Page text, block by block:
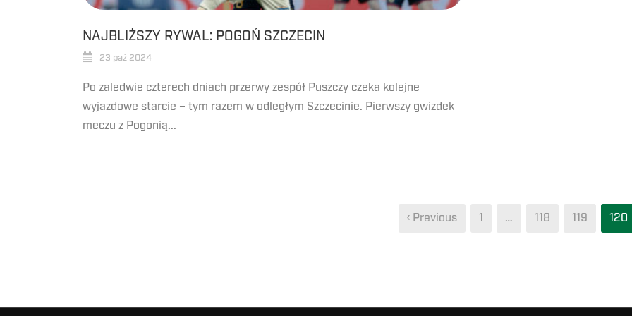
NAJBLIŻSZY RYWAL: POGOŃ SZCZECIN
23 paź 2024
Po zaledwie czterech dniach przerwy zespół Puszczy czeka kolejne
wyjazdowe starcie – tym razem w odległym Szczecinie. Pierwszy gwizdek
meczu z Pogonią...
‹ Previous 1 … 118 119 120